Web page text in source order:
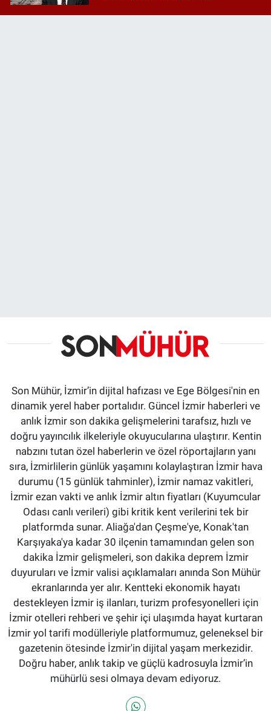
Son Mühür, İzmir’in dijital hafızası ve Ege Bölgesi'nin en
dinamik yerel haber portalıdır. Güncel İzmir haberleri ve
anlık İzmir son dakika gelişmelerini tarafsız, hızlı ve
doğru yayıncılık ilkeleriyle okuyucularına ulaştırır. Kentin
nabzını tutan özel haberlerin ve özel röportajların yanı
sıra, İzmirlilerin günlük yaşamını kolaylaştıran İzmir hava
durumu (15 günlük tahminler), İzmir namaz vakitleri,
İzmir ezan vakti ve anlık İzmir altın fiyatları (Kuyumcular
Odası canlı verileri) gibi kritik kent verilerini tek bir
platformda sunar. Aliağa'dan Çeşme'ye, Konak'tan
Karşıyaka'ya kadar 30 ilçenin tamamından gelen son
dakika İzmir gelişmeleri, son dakika deprem İzmir
duyuruları ve İzmir valisi açıklamaları anında Son Mühür
ekranlarında yer alır. Kentteki ekonomik hayatı
destekleyen İzmir iş ilanları, turizm profesyonelleri için
İzmir otelleri rehberi ve şehir içi ulaşımda hayat kurtaran
İzmir yol tarifi modülleriyle platformumuz, geleneksel bir
gazetenin ötesinde İzmir'in dijital yaşam merkezidir.
Doğru haber, anlık takip ve güçlü kadrosuyla İzmir’in
mühürlü sesi olmaya devam ediyoruz.